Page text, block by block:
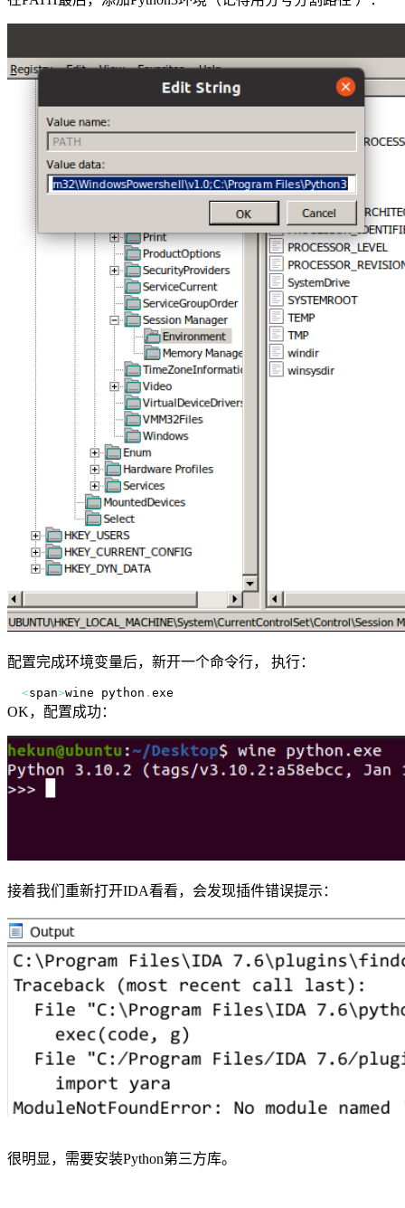
配置完成环境变量后，新开一个命令行， 执行：
<span>wine python . exe
OK，配置成功：
接着我们重新打开IDA看看，会发现插件错误提示：
很明显，需要安装Python第三方库。